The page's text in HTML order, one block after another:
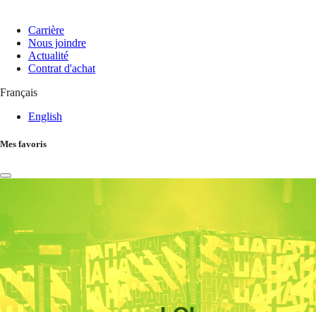
Carrière
Nous joindre
Actualité
Contrat d'achat
Français
English
Mes favoris